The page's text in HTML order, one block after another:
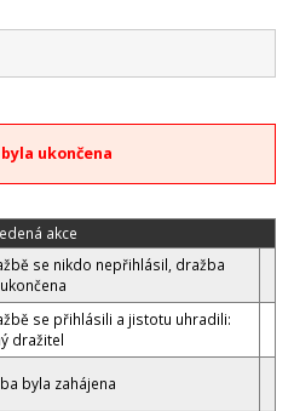
ukončena
akce
se nikdo nepřihlásil, dražba
se přihlásili a jistotu uhradili:
dražitel
byla zahájena